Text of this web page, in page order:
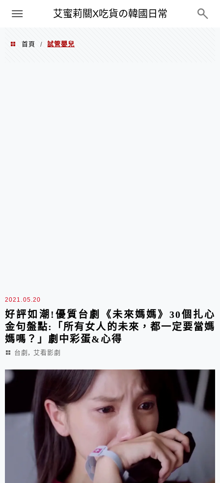
艾蜜莉關X吃貨の韓國日常
PXN
首頁 / 試管嬰兒
2021.05.20
好評如潮!優質台劇《未來媽媽》30個扎心
金句盤點:「所有女人的未來，都一定要當媽
媽嗎？」劇中彩蛋&心得
台劇 , 艾看影劇